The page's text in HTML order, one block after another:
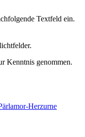
Textfeld ein.
Kenntnis genommen.
Herzurne